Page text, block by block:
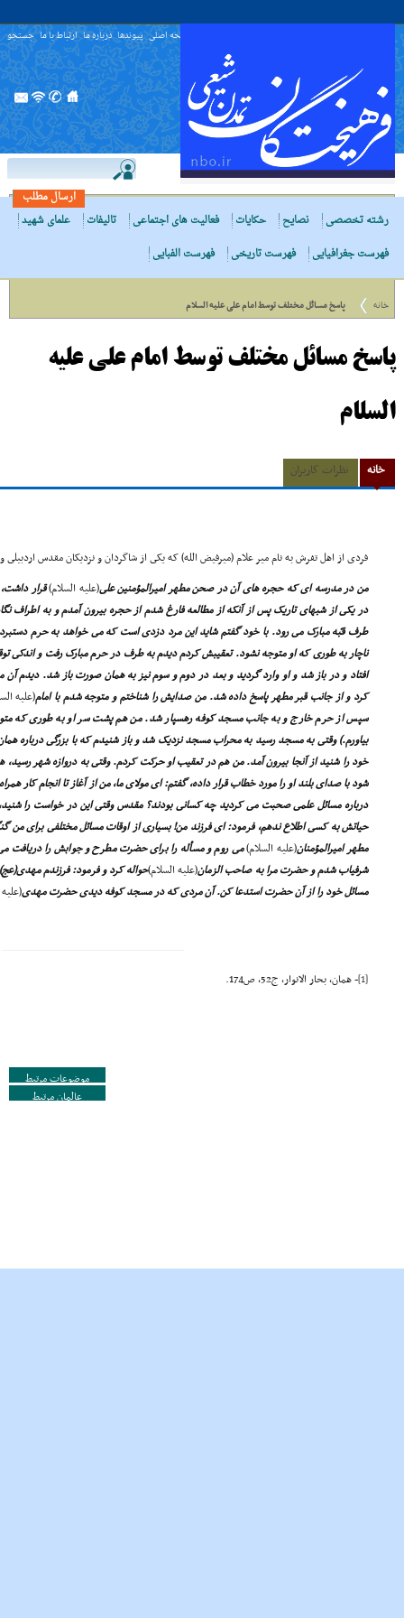
صفحه اصلی پیوندها درباره ما ارتباط با ما جستجو
ارسال مطلب
رشته تخصصی
نصایح حکایات فعالیت های اجتماعی تالیفات
علمای شهید
فهرست جغرافیایی
فهرست تاریخی فهرست الفبایی
خانه پاسخ مسائل مختلف توسط امام علی علیه السلام
پاسخ مسائل مختلف توسط امام علی علیه
السلام
خانه نظرات کاربران
فردى از اهل تفرش به نام میر علام (میرفیض الله) که یکى از شاگردان و نزدیکان مقدس
من در مدرسه اى که حجره هاى آن در صحن مطهر امیرالمؤمنین على(علیه السلام)قرار
در یکى از شبهاى تاریک پس از آنکه از مطالعه فارغ شدم از حجره بیرون آمدم و به اطراف
طرف قبّه مبارک مى رود. با خود گفتم شاید این مرد دزدى است که مى خواهد به حرم دستبرد
ناچار به طورى که او متوجه نشود. تعقیبش کردم دیدم به طرف در حرم مبارک رفت و اندکى
افتاد و در باز شد و او وارد گردید و بعد در دوم و سوم نیز به همان صورت باز شد. دیدم
کرد و از جانب قبر مطهر پاسخ داده شد. من صدایش را شناختم و متوجه شدم با امام(علیه
سپس از حرم خارج و به جانب مسجد کوفه رهسپار شد. من هم پشت سر او به طورى که
بیاورم.) وقتى به مسجد رسید به محراب مسجد نزدیک شد و باز شنیدم که با بزرگى درباره
خود را شنید از آنجا بیرون آمد. من هم در تعقیب او حرکت کردم. وقتى به دروازه شهر رسید،
شود با صداى بلند او را مورد خطاب قرار داده، گفتم: اى مولاى ما، من از آغاز تا انجام کار
درباره مسائل علمى صحبت مى کردید چه کسانى بودند؟ مقدس وقتى این در خواست را
حیاتش به کسى اطلاع ندهم، فرمود: اى فرزند من! بسیارى از اوقات مسائل مختلفى براى
مطهر امیرالمؤمنان(علیه السلام)مى روم و مسأله را براى حضرت مطرح و جوابش را دریافت
شرفیاب شدم و حضرت مرا به صاحب الزمان(علیه السلام)حواله کرد و فرمود: فرزندم
مسائل خود را از آن حضرت استدعا کن. آن مردى که در مسجد کوفه دیدى حضرت مهدى
[1] - همان، بحار الانوار، ج52، ص174.
موضوعات مرتبط
عالمان مرتبط